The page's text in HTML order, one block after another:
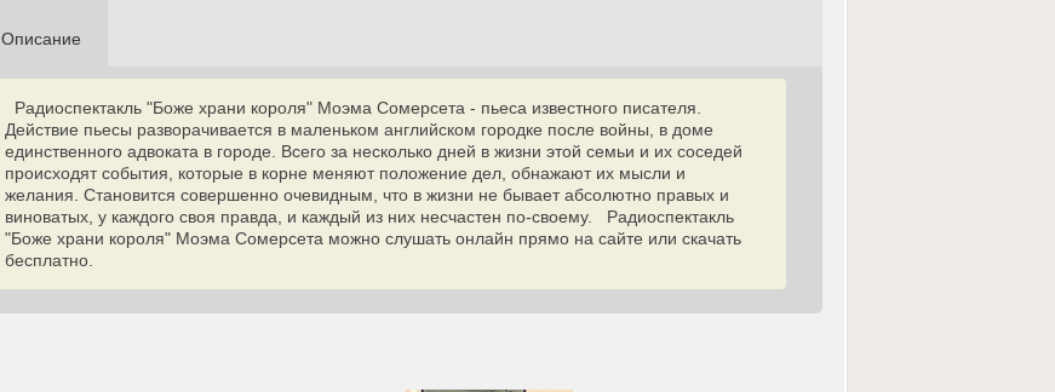
Описание
Радиоспектакль "Боже храни короля" Моэма Сомерсета - пьеса известного писателя.
Действие пьесы разворачивается в маленьком английском городке после войны, в доме
единственного адвоката в городе. Всего за несколько дней в жизни этой семьи и их соседей
происходят события, которые в корне меняют положение дел, обнажают их мысли и
желания. Становится совершенно очевидным, что в жизни не бывает абсолютно правых и
виноватых, у каждого своя правда, и каждый из них несчастен по-своему. Радиоспектакль
"Боже храни короля" Моэма Сомерсета можно слушать онлайн прямо на сайте или скачать
бесплатно.